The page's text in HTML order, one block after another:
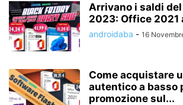
Arrivano i saldi
2023: Office 2021
androidaba - 16
Come acquistare
autentico a basso
promozione sul...